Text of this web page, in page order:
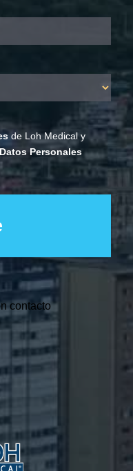
de Loh Medical y
Personales